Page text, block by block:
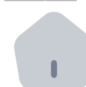
Bitnovo ATM
Integra un
Bitnovo API
Integra nuestra